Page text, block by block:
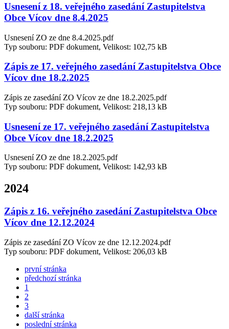
Usnesení z 18. veřejného zasedání Zastupitelstva
Obce Vícov dne 8.4.2025
Usnesení ZO ze dne 8.4.2025.pdf
Typ souboru: PDF dokument, Velikost: 102,75 kB
Zápis ze 17. veřejného zasedání Zastupitelstva Obce
Vícov dne 18.2.2025
Zápis ze zasedání ZO Vícov ze dne 18.2.2025.pdf
Typ souboru: PDF dokument, Velikost: 218,13 kB
Usnesení ze 17. veřejného zasedání Zastupitelstva
Obce Vícov dne 18.2.2025
Usnesení ZO ze dne 18.2.2025.pdf
Typ souboru: PDF dokument, Velikost: 142,93 kB
2024
Zápis z 16. veřejného zasedání Zastupitelstva Obce
Vícov dne 12.12.2024
Zápis ze zasedání ZO Vícov ze dne 12.12.2024.pdf
Typ souboru: PDF dokument, Velikost: 206,03 kB
první stránka
předchozí stránka
1
2
3
další stránka
poslední stránka